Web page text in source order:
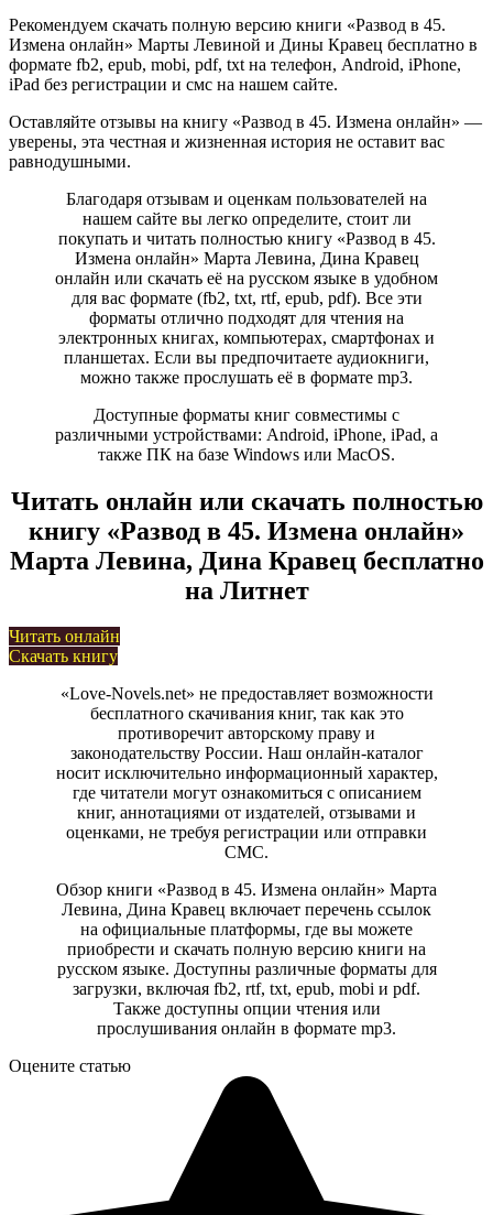
Рекомендуем скачать полную версию книги «Развод в 45.
Измена онлайн» Марты Левиной и Дины Кравец бесплатно в
формате fb2, epub, mobi, pdf, txt на телефон, Android, iPhone,
iPad без регистрации и смс на нашем сайте.
Оставляйте отзывы на книгу «Развод в 45. Измена онлайн» —
уверены, эта честная и жизненная история не оставит вас
равнодушными.
Благодаря отзывам и оценкам пользователей на
нашем сайте вы легко определите, стоит ли
покупать и читать полностью книгу «Развод в 45.
Измена онлайн» Марта Левина, Дина Кравец
онлайн или скачать её на русском языке в удобном
для вас формате (fb2, txt, rtf, epub, pdf). Все эти
форматы отлично подходят для чтения на
электронных книгах, компьютерах, смартфонах и
планшетах. Если вы предпочитаете аудиокниги,
можно также прослушать её в формате mp3.
Доступные форматы книг совместимы с
различными устройствами: Android, iPhone, iPad, а
также ПК на базе Windows или MacOS.
Читать онлайн или скачать полностью
книгу «Развод в 45. Измена онлайн»
Марта Левина, Дина Кравец бесплатно
на Литнет
Читать онлайн
Скачать книгу
«Love-Novels.net» не предоставляет возможности
бесплатного скачивания книг, так как это
противоречит авторскому праву и
законодательству России. Наш онлайн-каталог
носит исключительно информационный характер,
где читатели могут ознакомиться с описанием
книг, аннотациями от издателей, отзывами и
оценками, не требуя регистрации или отправки
СМС.
Обзор книги «Развод в 45. Измена онлайн» Марта
Левина, Дина Кравец включает перечень ссылок
на официальные платформы, где вы можете
приобрести и скачать полную версию книги на
русском языке. Доступны различные форматы для
загрузки, включая fb2, rtf, txt, epub, mobi и pdf.
Также доступны опции чтения или
прослушивания онлайн в формате mp3.
Оцените статью